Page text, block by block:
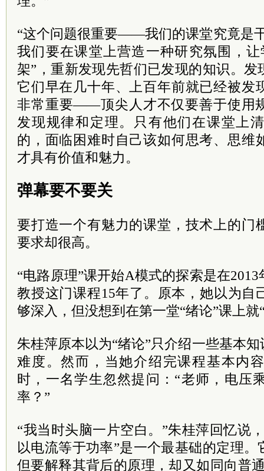
“这个问题很重要——我们的课堂究竟是
我们要在课堂上营造一种研究氛围，
架”，重新发现先哲们已发现的知识。
它们早在几十年、上百年前就已经被发
非常重要——顶尖人才不仅要善于使用
发现规律和定理。只有他们在课堂上
的，面临困难时自己该如何思考、思维
才具有价值和魅力。
弹幕要不要关
要打造一个有魅力的课堂，技术上的门
要求却很高。
“电路原理”课开始A模式的探索是在
教授这门课程15年了。原本，她以为自
够深入，但没想到在第一堂“绪论”课上就
朱桂萍原本以为“绪论”只介绍一些基本
难度。然而，当她介绍完课程基本内
时，一名学生忽然提问：“老师，电压
率？”
“我当时头脑一片空白。”朱桂萍回忆说
以电流等于功率”是一个最基础的定理
但要解释其背后的原理，却又如同向普